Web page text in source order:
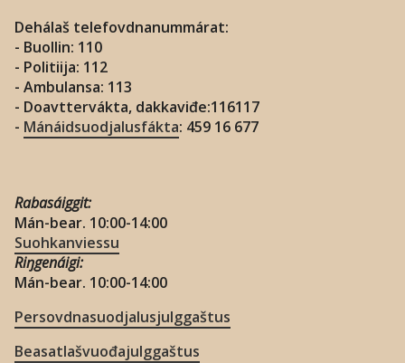
Dehálaš telefovdnanummárat:
- Buollin: 110
- Politiija: 112
- Ambulansa: 113
- Doavttervákta, dakkaviđe:116117
- Mánáidsuodjalusfákta: 459 16 677
Rabasáiggit:
Mán-bear. 10:00-14:00
Suohkanviessu
Riŋgenáigi:
Mán-bear. 10:00-14:00
Persovdnasuodjalusjulggaštus
Beasatlašvuođajulggaštus